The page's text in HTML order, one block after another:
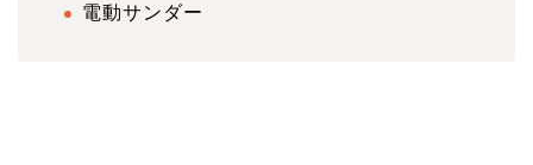
電動サンダー